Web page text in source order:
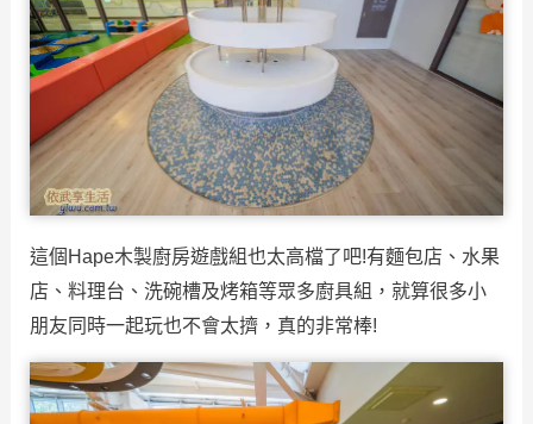
這個Hape木製廚房遊戲組也太高檔了吧!有麵包店、水果
店、料理台、洗碗槽及烤箱等眾多廚具組，就算很多小
朋友同時一起玩也不會太擠，真的非常棒!